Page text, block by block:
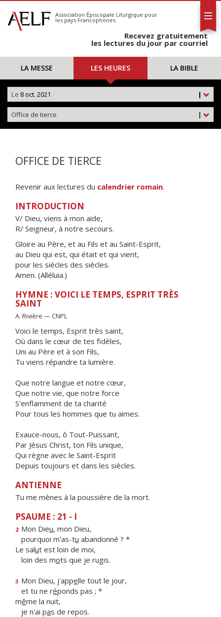
S'abonner
Calendrier
Association Épiscopale Liturgique pour
les pays Francophones
Recevez gratuitement
les lectures du jour par courriel
LA MESSE LES HEURES LA BIBLE
|
Le 8 oct. 2021
|
Office de tierce
OFFICE DE TIERCE
Revenir aux lectures du calendrier romain.
INTRODUCTION
V/ Dieu, viens à mon aide,
R/ Seigneur, à notre secours.
Gloire au Père, et au Fils et au Saint-Esprit,
au Dieu qui est, qui était et qui vient,
pour les siècles des siècles.
Amen. (Alléluia.)
HYMNE : VOICI LE TEMPS, ESPRIT TRÈS
SAINT
A. Rivière — CNPL
Voici le temps, Esprit très saint,
Où dans le cœur de tes fidèles,
Uni au Père et à son Fils,
Tu viens répandre ta lumière.
Que notre langue et notre cœur,
Que notre vie, que notre force
S'enflamment de ta charité
Pour tous les hommes que tu aimes.
Exauce-nous, ô Tout-Puissant,
Par Jésus Christ, ton Fils unique,
Qui règne avec le Saint-Esprit
Depuis toujours et dans les siècles.
ANTIENNE
Tu me mènes à la poussière de la mort.
PSAUME : 21 - I
2 Mon Dieu, mon Dieu,
pourquoi m'as-tu abandonné ? *
Le salut est loin de moi,
loin des mots que je rugis.
3 Mon Dieu, j'appelle tout le jour,
et tu ne réponds pas ; *
même la nuit,
je n'ai pas de repos.